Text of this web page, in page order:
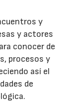
y
y actores
conocer de
procesos y
así el
de